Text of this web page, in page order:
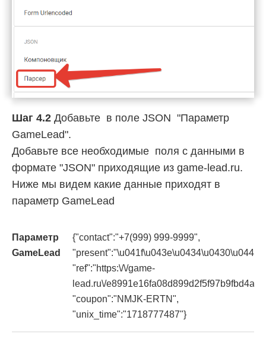
Шаг 4.2 Добавьте в поле JSON "Параметр
GameLead".
Добавьте все необходимые поля с данными в
формате "JSON" приходящие из game-lead.ru.
Ниже мы видем какие данные приходят в
параметр GameLead
Параметр
GameLead
{"contact":"+7(999) 999-9999",
"ref":"https:\/\/game-
lead.ru\/
"coupon":"NMJK-ERTN",
"unix_time":"1718777487"}